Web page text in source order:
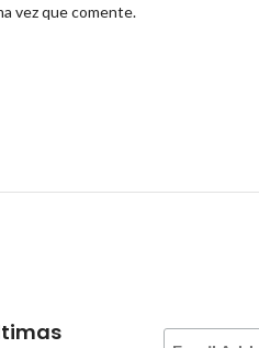
vez que comente.